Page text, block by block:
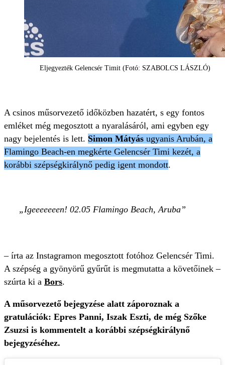
Eljegyezték Gelencsér Timit (Fotó: SZABOLCS LÁSZLÓ)
A csinos műsorvezető időközben hazatért, s egy fontos
emléket még megosztott a nyaralásáról, ami egyben egy
nagy bejelentés is lett. Simon Mátyás ugyanis Arubán, a
Flamingo Beach-en megkérte Gelencsér Timi kezét, a
korábbi szépségkirálynő pedig igent mondott.
Igeeeeeeen! 02.05 Flamingo Beach, Aruba
– írta az Instagramon megosztott fotóhoz Gelencsér Timi.
A szépség a gyönyörű gyűrűt is megmutatta a követőinek –
szúrta ki a Bors.
A műsorvezető bejegyzése alatt záporoznak a
gratulációk: Epres Panni, Iszak Eszti, de még Szőke
Zsuzsi is kommentelt a korábbi szépségkirálynő
bejegyzéséhez.